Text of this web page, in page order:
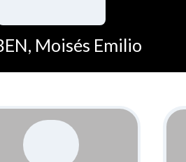
Moisés Emilio